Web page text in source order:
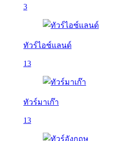
3
ทัวร์ไอซ์แลนด์
13
ทัวร์มาเก๊า
13